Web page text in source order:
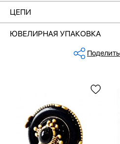
ЦЕПИ
ЮВЕЛИРНАЯ УПАКОВКА